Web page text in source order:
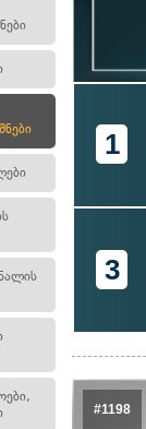
1
3
#1198